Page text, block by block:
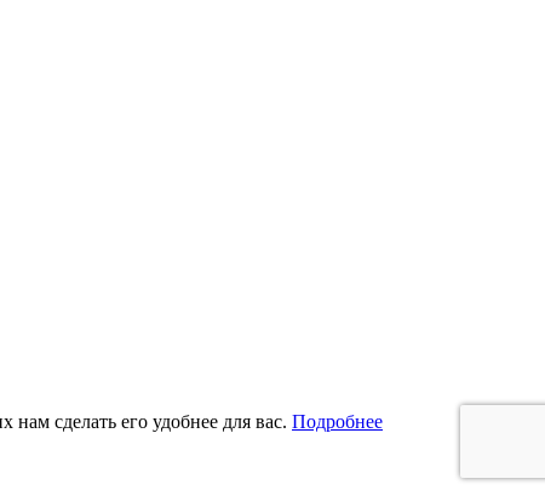
сделать его удобнее для вас. Подробнее